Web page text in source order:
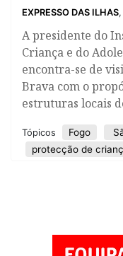
EXPRESSO DAS ILHAS,
A presidente do
Criança e do
encontra-se de
Brava com o
estruturas locais
Tópicos Fogo
protecção de